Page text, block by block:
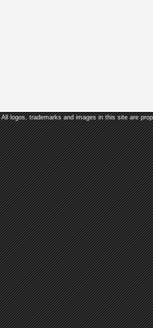
All logos, trademarks and images in this site are